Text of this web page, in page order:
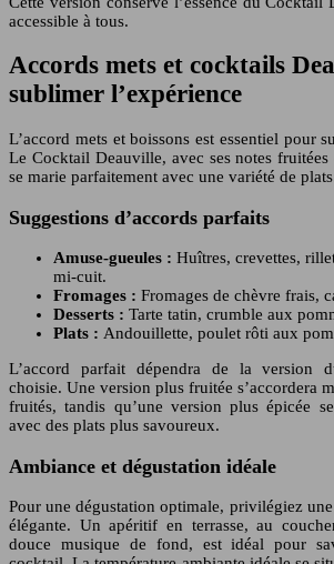
accessible à tous.
Accords mets et cocktails
sublimer l’expérience
L’accord mets et boissons est essentiel pour
Le Cocktail Deauville, avec ses notes fruitées
se marie parfaitement avec une variété de
Suggestions d’accords parfaits
Amuse-gueules : Huîtres, crevettes,
mi-cuit.
Fromages : Fromages de chèvre frais,
Desserts : Tarte tatin, crumble aux
Plats : Andouillette, poulet rôti aux
L’accord parfait dépendra de la version
choisie. Une version plus fruitée s’accordera
fruités, tandis qu’une version plus épicée
avec des plats plus savoureux.
Ambiance et dégustation idéale
Pour une dégustation optimale, privilégiez
élégante. Un apéritif en terrasse, au
douce musique de fond, est idéal pour